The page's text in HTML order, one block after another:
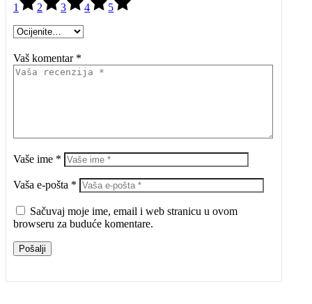
1 2 3 4 5
Vaš komentar *
Vaše ime *
Vaša e-pošta *
Sačuvaj moje ime, email i web stranicu u ovom
browseru za buduće komentare.
Pošalji